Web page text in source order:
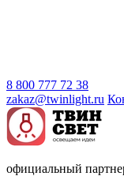
8 800 777 72 38
zakaz@twinlight.ru
официальный